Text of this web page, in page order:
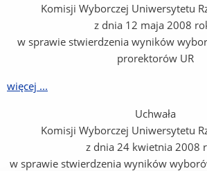
Komisji Wyborczej Uniwersytetu
z dnia 12 maja 2008
w sprawie stwierdzenia wyników
prorektorów UR
więcej ...
Uchwała
Komisji Wyborczej Uniwersytetu
z dnia 24 kwietnia 2008
w sprawie stwierdzenia wyników